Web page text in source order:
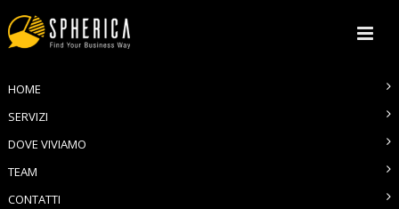
MAIN MENU
HOME
SERVIZI
DOVE VIVIAMO
TEAM
CONTATTI